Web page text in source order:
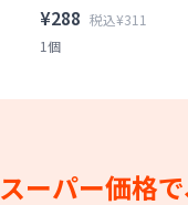
¥288 税込¥311
1個
スーパー価格